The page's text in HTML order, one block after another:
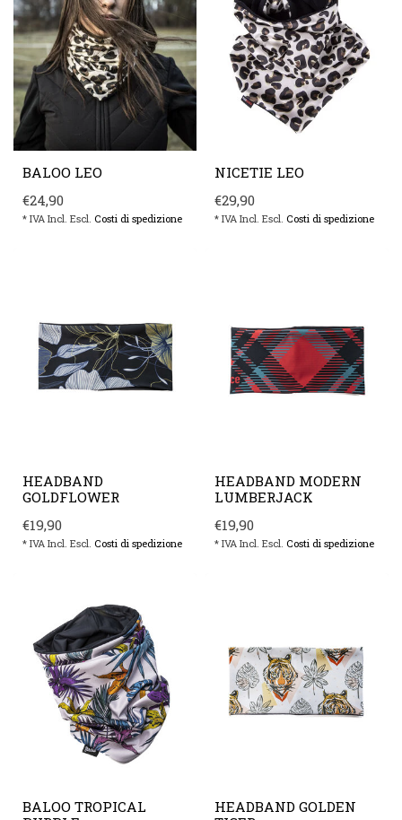
BALOO LEO
€24,90
* IVA Incl. Escl. Costi di spedizione
NICETIE LEO
€29,90
* IVA Incl. Escl. Costi di spedizione
HEADBAND
GOLDFLOWER
€19,90
* IVA Incl. Escl. Costi di spedizione
HEADBAND MODERN
LUMBERJACK
€19,90
* IVA Incl. Escl. Costi di spedizione
BALOO TROPICAL
HEADBAND GOLDEN